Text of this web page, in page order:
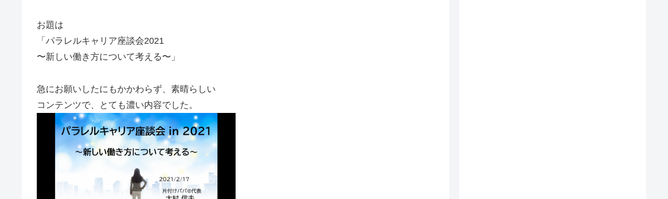
お題は
「パラレルキャリア座談会2021
〜新しい働き方について考える〜」
急にお願いしたにもかかわらず、素晴らしい
コンテンツで、とても濃い内容でした。